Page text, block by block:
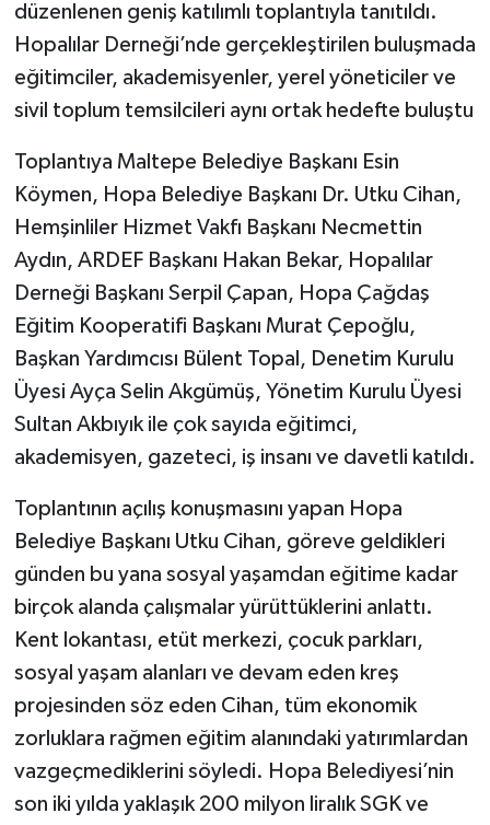
düzenlenen geniş katılımlı toplantıyla tanıtıldı.
Hopalılar Derneği’nde gerçekleştirilen buluşmada
eğitimciler, akademisyenler, yerel yöneticiler ve
sivil toplum temsilcileri aynı ortak hedefte buluştu
Toplantıya Maltepe Belediye Başkanı Esin
Köymen, Hopa Belediye Başkanı Dr. Utku Cihan,
Hemşinliler Hizmet Vakfı Başkanı Necmettin
Aydın, ARDEF Başkanı Hakan Bekar, Hopalılar
Derneği Başkanı Serpil Çapan, Hopa Çağdaş
Eğitim Kooperatifi Başkanı Murat Çepoğlu,
Başkan Yardımcısı Bülent Topal, Denetim Kurulu
Üyesi Ayça Selin Akgümüş, Yönetim Kurulu Üyesi
Sultan Akbıyık ile çok sayıda eğitimci,
akademisyen, gazeteci, iş insanı ve davetli katıldı.
Toplantının açılış konuşmasını yapan Hopa
Belediye Başkanı Utku Cihan, göreve geldikleri
günden bu yana sosyal yaşamdan eğitime kadar
birçok alanda çalışmalar yürüttüklerini anlattı.
Kent lokantası, etüt merkezi, çocuk parkları,
sosyal yaşam alanları ve devam eden kreş
projesinden söz eden Cihan, tüm ekonomik
zorluklara rağmen eğitim alanındaki yatırımlardan
vazgeçmediklerini söyledi. Hopa Belediyesi’nin
son iki yılda yaklaşık 200 milyon liralık SGK ve